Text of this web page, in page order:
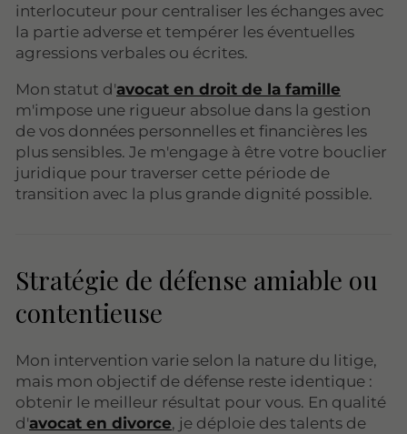
interlocuteur pour centraliser les échanges avec
la partie adverse et tempérer les éventuelles
agressions verbales ou écrites.
Mon statut d'avocat en droit de la famille
m'impose une rigueur absolue dans la gestion
de vos données personnelles et financières les
plus sensibles. Je m'engage à être votre bouclier
juridique pour traverser cette période de
transition avec la plus grande dignité possible.
Stratégie de défense amiable ou
contentieuse
Mon intervention varie selon la nature du litige,
mais mon objectif de défense reste identique :
obtenir le meilleur résultat pour vous. En qualité
d'avocat en divorce, je déploie des talents de